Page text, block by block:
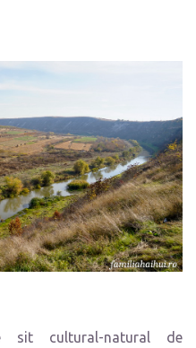
sit cultural-natural de